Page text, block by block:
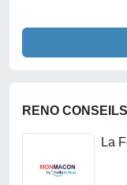
RENO CONSEILS
La